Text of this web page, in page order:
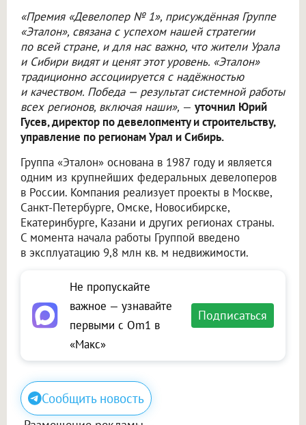
«Премия «Девелопер № 1», присуждённая Группе
«Эталон», связана с успехом нашей стратегии
по всей стране, и для нас важно, что жители Урала
и Сибири видят и ценят этот уровень. «Эталон»
традиционно ассоциируется с надёжностью
и качеством. Победа — результат системной работы
всех регионов, включая наши», — уточнил Юрий
Гусев, директор по девелопменту и строительству,
управление по регионам Урал и Сибирь.
Группа «Эталон» основана в 1987 году и является
одним из крупнейших федеральных девелоперов
в России. Компания реализует проекты в Москве,
Санкт-Петербурге, Омске, Новосибирске,
Екатеринбурге, Казани и других регионах страны.
С момента начала работы Группой введено
в эксплуатацию 9,8 млн кв. м недвижимости.
Не пропускайте
важное — узнавайте
первыми с Om1 в
«Макс»
Подписаться
Сообщить новость